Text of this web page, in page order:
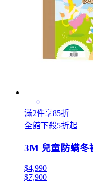
滿2件享85折
全館下殺5折起
3M 兒童防螨冬
$4,990
$7,900